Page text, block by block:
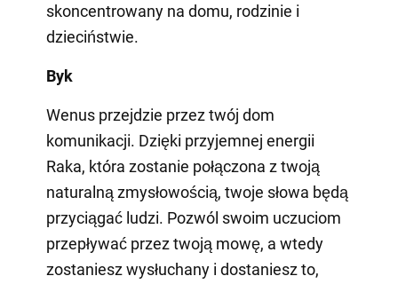
skoncentrowany na domu, rodzinie i
dzieciństwie.
Byk
Wenus przejdzie przez twój dom
komunikacji. Dzięki przyjemnej energii
Raka, która zostanie połączona z twoją
naturalną zmysłowością, twoje słowa będą
przyciągać ludzi. Pozwól swoim uczuciom
przepływać przez twoją mowę, a wtedy
zostaniesz wysłuchany i dostaniesz to,